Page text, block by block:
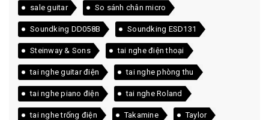
sale guitar So sánh chân micro
Soundking DD058B Soundking ESD131
Steinway & Sons tai nghe điện thoại
tai nghe guitar điện tai nghe phòng thu
tai nghe piano điện tai nghe Roland
tai nghe trống điện Takamine Taylor